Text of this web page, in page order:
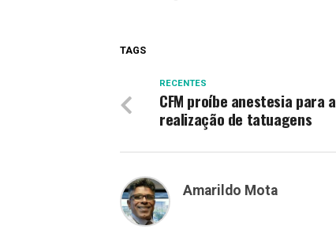
TAGS
RECENTES
CFM proíbe anestesia para a
realização de tatuagens
Amarildo Mota